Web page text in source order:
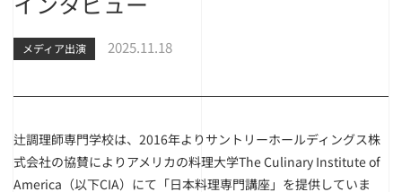
メディア出演 2025.11.18
辻調理師専門学校は、2016年よりサントリーホールディングス株
式会社の協賛によりアメリカの料理大学The Culinary Institute of
America（以下CIA）にて「日本料理専門講座」を提供していま